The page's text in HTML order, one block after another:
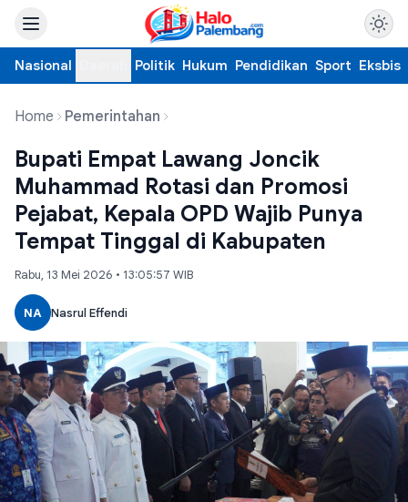
Nasional Politik Hukum Pendidikan Sport Eksbis
Home Pemerintahan
Bupati Empat Lawang Joncik
Muhammad Rotasi dan Promosi
Pejabat, Kepala OPD Wajib Punya
Tempat Tinggal di Kabupaten
Rabu, 13 Mei 2026 • 13:05:57 WIB
NA Nasrul Effendi